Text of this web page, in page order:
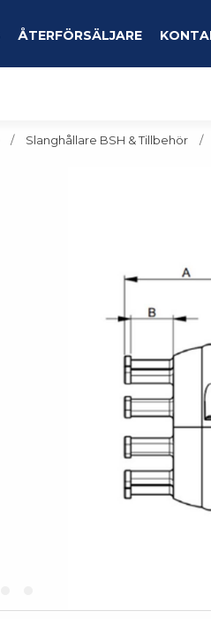
Återförsäljare
Slanghållare BSH & Tillbehör